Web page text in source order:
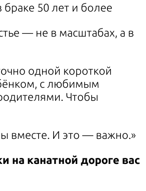
браке 50 лет и более
— не в масштабах, а в
одной короткой
с любимым
Чтобы
вместе. И это — важно.»
на канатной дороге вас